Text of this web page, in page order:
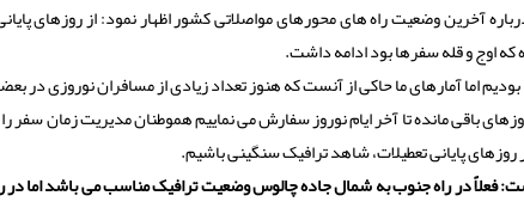
آخرین وضعیت راه های محورهای مواصلاتی کشور اظهار نمود: از روزهای
اوج و قله سفرها بود ادامه داشت.
اما آمارهای ما حاکی از آنست که هنوز تعداد زیادی از مسافران نوروزی در
باقی مانده تا آخر ایام نوروز سفارش می نماییم هموطنان مدیریت زمان سفر
پایانی تعطیلات، شاهد ترافیک سنگینی باشیم.
فعلاً در راه جنوب به شمال جاده چالوس وضعیت ترافیک مناسب می باشد اما در